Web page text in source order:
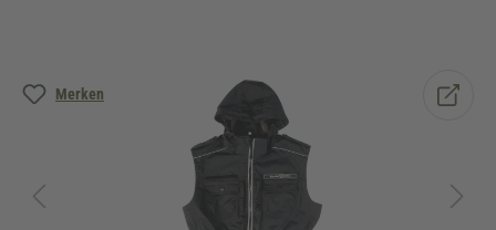
Merken
Bildergalerie überspringen